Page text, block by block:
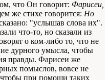
что Он говорит: Фарисеи,
же стихе говорится: Но
"услышав слова их".
что-то, но сказали из
о ком-либо то, что не
дурного умысла, чтобы
правды. Фарисеи же
помыслов, вовсе не
при помощи таких